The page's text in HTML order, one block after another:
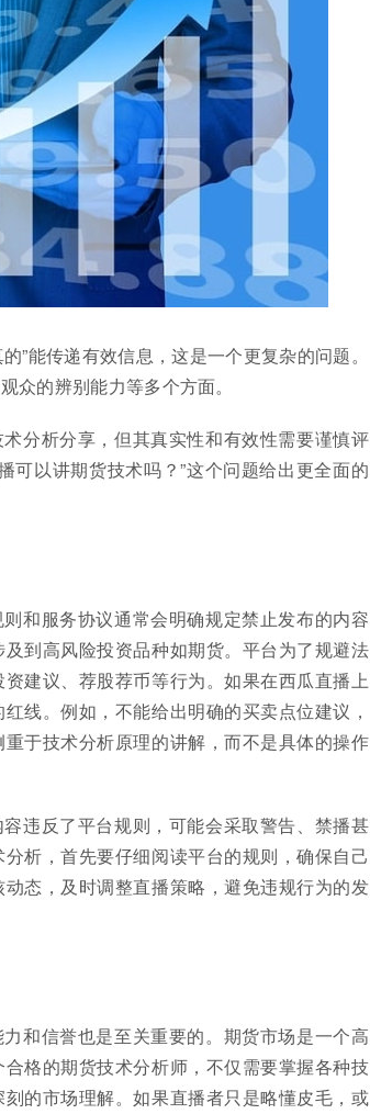
”能传递有效信息，这是一个更复杂的问题。
众的辨别能力等多个方面。
分析分享，但其真实性和有效性需要谨慎评
可以讲期货技术吗？”这个问题给出更全面的
和服务协议通常会明确规定禁止发布的内容
到高风险投资品种如期货。平台为了规避法
建议、荐股荐币等行为。如果在西瓜直播上
线。例如，不能给出明确的买卖点位建议，
于技术分析原理的讲解，而不是具体的操作
违反了平台规则，可能会采取警告、禁播甚
析，首先要仔细阅读平台的规则，确保自己
态，及时调整直播策略，避免违规行为的发
和信誉也是至关重要的。期货市场是一个高
格的期货技术分析师，不仅需要掌握各种技
的市场理解。如果直播者只是略懂皮毛，或